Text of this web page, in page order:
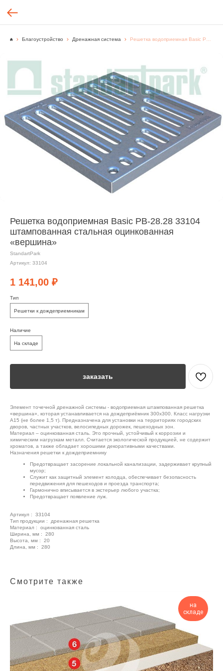
Благоустройство Дренажная система
Решетка водоприемная Basic РВ-28.28 33104
штампованная стальная оцинкованная
«вершина»
StandartPark
Артикул: 33104
1 141,00 ₽
Тип
Решетки к дождеприемникам
Наличие
На складе
заказать
Элемент точечной дренажной системы - водоприемная штампованная решетка
«вершина», которая устанавливается на дождеприёмник 300х300. Класс нагрузки
А15 (не более 1,5 т). Предназначена для установки на территориях городских
дворов, частных участков, велосипедных дорожек, пешеходных зон.
Материал – оцинкованная сталь. Это прочный, устойчивый к коррозии и
химическим нагрузкам металл. Считается экологической продукцией, не содержит
хроматов, а также обладает хорошими декоративными качествами.
Назначения решетки к дождеприемнику
Предотвращает засорение локальной канализации, задерживает крупный
мусор;
Служит как защитный элемент колодца, обеспечивает безопасность
передвижения для пешеходов и проезда транспорта;
Гармонично вписывается в экстерьер любого участка;
Предотвращает появление луж.
Артикул : 33104
Тип продукции : дренажная решетка
Материал : оцинкованная сталь
Ширина, мм : 280
Высота, мм : 20
Длина, мм : 280
Смотрите также
на
складе